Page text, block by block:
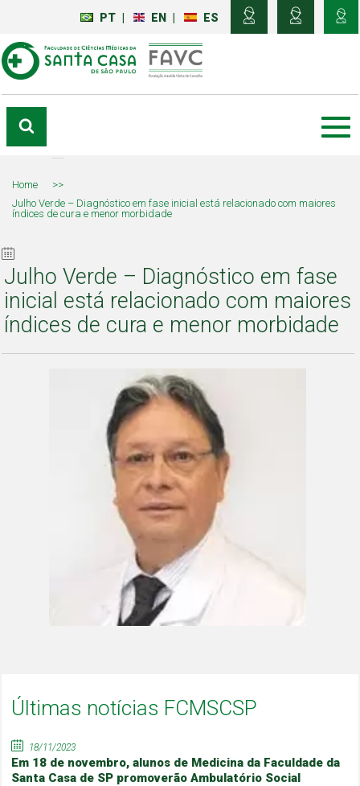
PT EN ES
Home
>>
Julho Verde – Diagnóstico em fase inicial está relacionado com maiores
índices de cura e menor morbidade
Julho Verde – Diagnóstico em fase
inicial está relacionado com maiores
índices de cura e menor morbidade
Últimas notícias FCMSCSP
18/11/2023
Em 18 de novembro, alunos de Medicina da Faculdade da
Santa Casa de SP promoverão Ambulatório Social